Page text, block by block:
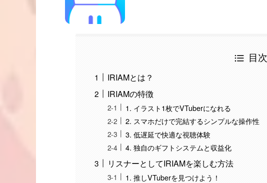
目次
IRIAMとは？
IRIAMの特徴
1. イラスト1枚でVTuberになれる
2. スマホだけで完結するシンプルな操作性
3. 低遅延で快適な視聴体験
4. 独自のギフトシステムと収益化
リスナーとしてIRIAMを楽しむ方法
1. 推しVTuberを見つけよう！